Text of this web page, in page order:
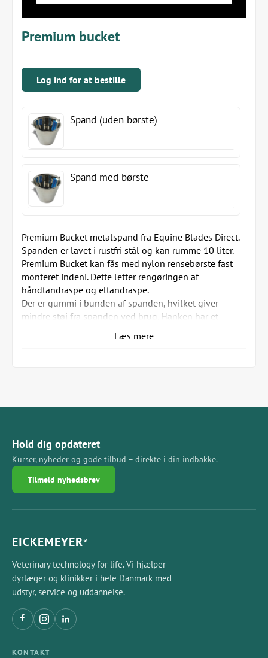
Premium bucket
Log ind for at bestille
Spand (uden børste)
Spand med børste
Premium Bucket metalspand fra Equine Blades Direct.
Spanden er lavet i rustfri stål og kan rumme 10 liter.
Premium Bucket kan fås med nylon rensebørste fast
monteret indeni. Dette letter rengøringen af
håndtandraspe og eltandraspe.
Der er gummi i bunden af spanden, hvilket giver
mindre støj fra spanden ved brug. Hanken har et
Læs mere
Hold dig opdateret
Kurser, nyheder og gode tilbud – direkte i din indbakke.
Tilmeld nyhedsbrev
EICKEMEYER®
Veterinary technology for life. Vi hjælper
dyrlæger og klinikker i hele Danmark med
udstyr, service og uddannelse.
KONTAKT